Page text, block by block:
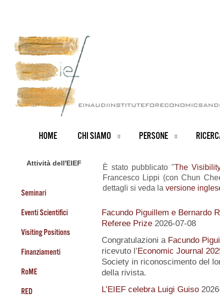
HOME CHI SIAMO PERSONE
Attività dell'EIEF
Seminari
Eventi Scientifici
Visiting Positions
Finanziamenti
RoME
RED
È stato pubblicato "The
Francesco Lippi (con Chun
dettagli si veda la versione
Facundo Piguillem e Bernardo
Referee Prize 2026-07-08
Congratulazioni a Facundo
ricevuto l’Economic Journal
Society in riconoscimento del
della rivista.
L’EIEF celebra Luigi Guiso